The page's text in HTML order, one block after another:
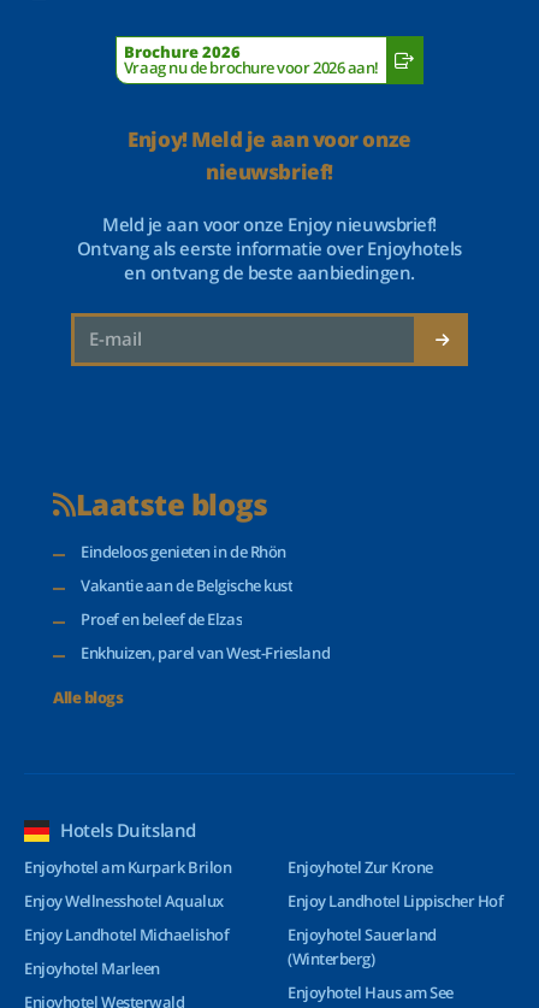
Brochure 2026
Vraag nu de brochure voor 2026 aan!
Enjoy! Meld je aan voor onze
nieuwsbrief!
Meld je aan voor onze Enjoy nieuwsbrief!
Ontvang als eerste informatie over Enjoyhotels
en ontvang de beste aanbiedingen.
Laatste blogs
Eindeloos genieten in de Rhön
Vakantie aan de Belgische kust
Proef en beleef de Elzas
Enkhuizen, parel van West-Friesland
Alle blogs
Hotels Duitsland
Enjoyhotel am Kurpark Brilon
Enjoy Wellnesshotel Aqualux
Enjoy Landhotel Michaelishof
Enjoyhotel Marleen
Enjoyhotel Westerwald
Enjoyhotel Zur Krone
Enjoy Landhotel Lippischer Hof
Enjoyhotel Sauerland
(Winterberg)
Enjoyhotel Haus am See